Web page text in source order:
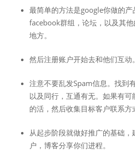
最简单的方法是google你做的产
facebook群组，论坛，以及其
地方。
然后注册账户开始去和他们互动。
注意不要乱发Spam信息。找到
以及同行，互通有无。如果有
的活，然后收集目标客户联系方
从起步阶段就做好推广的基础，
户，博客分享你们进程。